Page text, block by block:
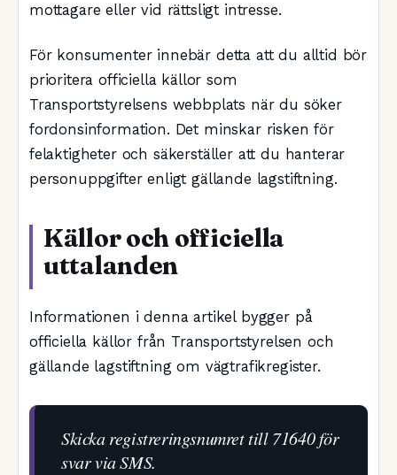
mottagare eller vid rättsligt intresse.
För konsumenter innebär detta att du alltid bör
prioritera officiella källor som
Transportstyrelsens webbplats när du söker
fordonsinformation. Det minskar risken för
felaktigheter och säkerställer att du hanterar
personuppgifter enligt gällande lagstiftning.
Källor och officiella
uttalanden
Informationen i denna artikel bygger på
officiella källor från Transportstyrelsen och
gällande lagstiftning om vägtrafikregister.
Skicka registreringsnumret till 71640 för
svar via SMS.